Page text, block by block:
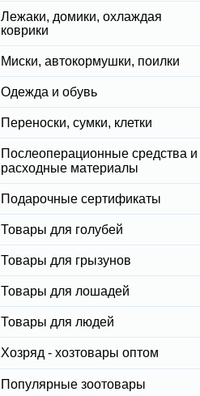
Лежаки, домики, охлаждая
коврики
Миски, автокормушки, поилки
Одежда и обувь
Переноски, сумки, клетки
Послеоперационные средства и
расходные материалы
Подарочные сертификаты
Товары для голубей
Товары для грызунов
Товары для лошадей
Товары для людей
Хозряд - хозтовары оптом
Популярные зоотовары